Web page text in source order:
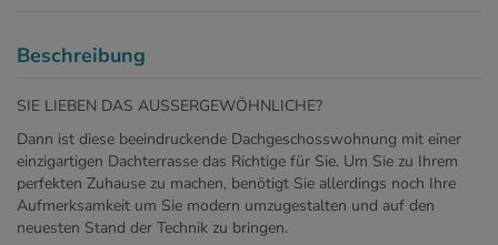
Beschreibung
SIE LIEBEN DAS AUSSERGEWÖHNLICHE?
Dann ist diese beeindruckende Dachgeschosswohnung mit einer
einzigartigen Dachterrasse das Richtige für Sie. Um Sie zu Ihrem
perfekten Zuhause zu machen, benötigt Sie allerdings noch Ihre
Aufmerksamkeit um Sie modern umzugestalten und auf den
neuesten Stand der Technik zu bringen.